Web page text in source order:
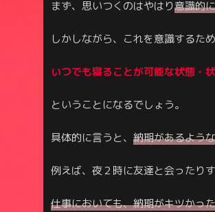
まず、思いつくのはやはり意識的
しかしながら、これを意識するた
いつでも寝ることが可能な状態・
ということになるでしょう。
具体的に言うと、 納期があるよう
例えば、夜２時に友達と会ったり
仕事においても、納期がキツかっ